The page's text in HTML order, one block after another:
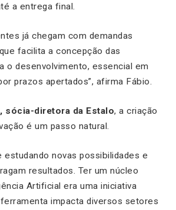
a entrega final.
já chegam com demandas
facilita a concepção das
o desenvolvimento, essencial em
prazos apertados”, afirma Fábio.
sócia-diretora da Estalo, a criação
é um passo natural.
estudando novas possibilidades e
resultados. Ter um núcleo
Artificial era uma iniciativa
impacta diversos setores